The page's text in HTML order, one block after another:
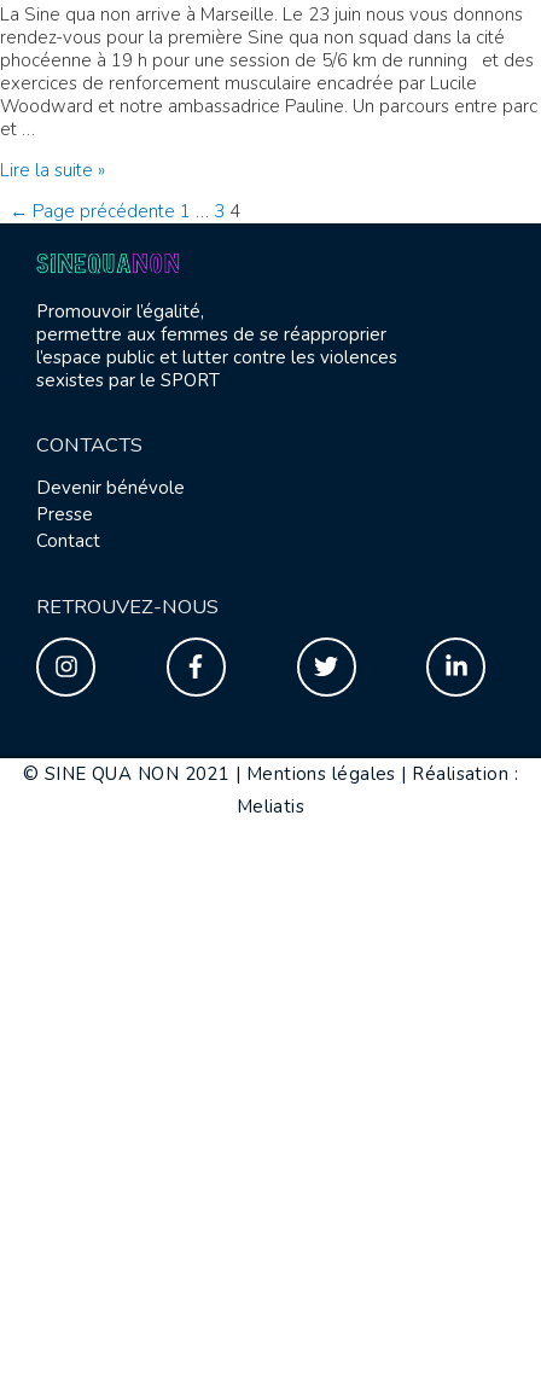
La Sine qua non arrive à Marseille. Le 23 juin nous vous donnons
rendez-vous pour la première Sine qua non squad dans la cité
phocéenne à 19 h pour une session de 5/6 km de running et des
exercices de renforcement musculaire encadrée par Lucile
Woodward et notre ambassadrice Pauline. Un parcours entre parc
et …
Sine
Non
Lire la suite »
Pagination
des
publications
← Page précédente 1 … 3 4
Promouvoir l’égalité,
permettre aux femmes de se réapproprier
l’espace public et lutter contre les violences
sexistes par le SPORT
CONTACTS
Devenir bénévole
Presse
Contact
RETROUVEZ-NOUS
© SINE QUA NON 2021 | Mentions légales | Réalisation :
Meliatis